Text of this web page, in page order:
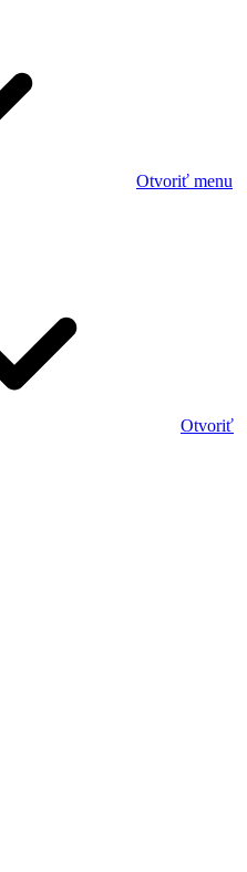
Otvoriť menu
Otvoriť